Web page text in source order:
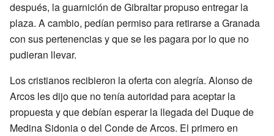
después, la guarnición de Gibraltar propuso entregar la
plaza. A cambio, pedían permiso para retirarse a Granada
con sus pertenencias y que se les pagara por lo que no
pudieran llevar.
Los cristianos recibieron la oferta con alegría. Alonso de
Arcos les dijo que no tenía autoridad para aceptar la
propuesta y que debían esperar la llegada del Duque de
Medina Sidonia o del Conde de Arcos. El primero en